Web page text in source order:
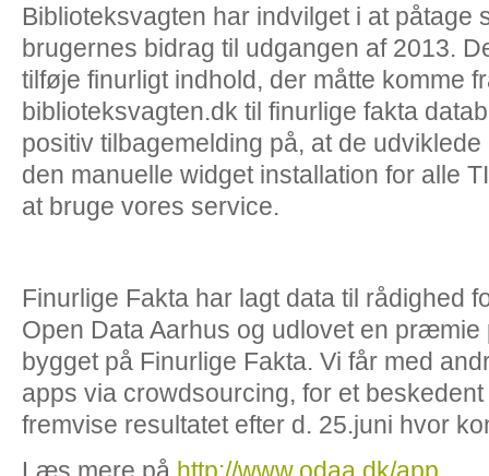
Biblioteksvagten har indvilget i at påtage
brugernes bidrag til udgangen af 2013.
tilføje finurligt indhold, der måtte komme
biblioteksvagten.dk til finurlige fakta
positiv tilbagemelding på, at de
den manuelle widget installation for alle
at bruge vores service.
Finurlige Fakta har lagt data til rådighed
Open Data Aarhus og udlovet en
bygget på Finurlige Fakta. Vi får med
apps via crowdsourcing, for et
fremvise resultatet efter d. 25.juni hvor
Læs mere på http://www.odaa.dk/app